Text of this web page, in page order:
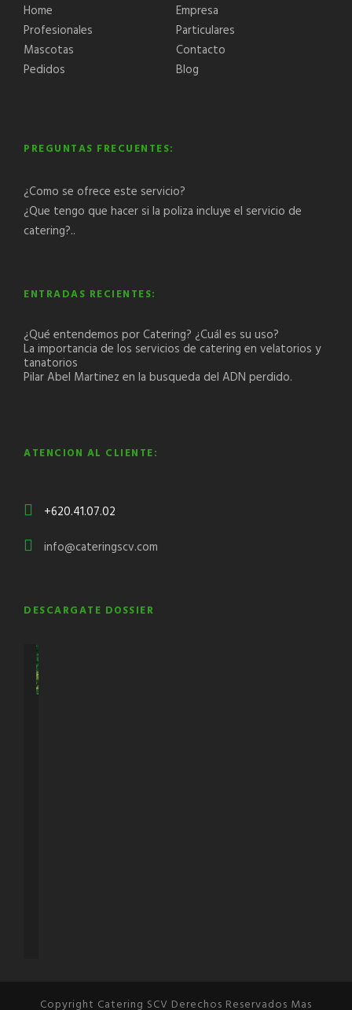
Home
Empresa
Profesionales
Particulares
Mascotas
Contacto
Pedidos
Blog
PREGUNTAS FRECUENTES:
¿Como se ofrece este servicio?
¿Que tengo que hacer si la poliza incluye el servicio de
catering?..
ENTRADAS RECIENTES:
¿Qué entendemos por Catering? ¿Cuál es su uso?
La importancia de los servicios de catering en velatorios y
tanatorios
Pilar Abel Martinez en la busqueda del ADN perdido.
ATENCION AL CLIENTE:
+620.41.07.02
info@cateringscv.com
DESCARGATE DOSSIER
Copyright Catering SCV Derechos Reservados Mas